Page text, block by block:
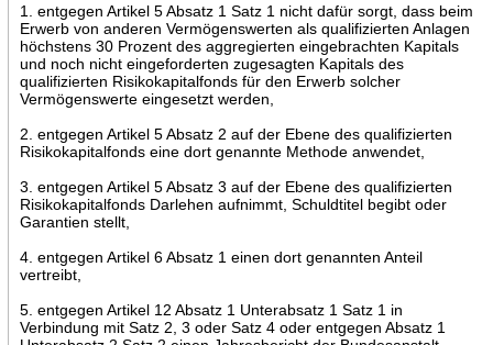
1. entgegen Artikel 5 Absatz 1 Satz 1 nicht dafür sorgt, dass beim
Erwerb von anderen Vermögenswerten als qualifizierten Anlagen
höchstens 30 Prozent des aggregierten eingebrachten Kapitals
und noch nicht eingeforderten zugesagten Kapitals des
qualifizierten Risikokapitalfonds für den Erwerb solcher
Vermögenswerte eingesetzt werden,
2. entgegen Artikel 5 Absatz 2 auf der Ebene des qualifizierten
Risikokapitalfonds eine dort genannte Methode anwendet,
3. entgegen Artikel 5 Absatz 3 auf der Ebene des qualifizierten
Risikokapitalfonds Darlehen aufnimmt, Schuldtitel begibt oder
Garantien stellt,
4. entgegen Artikel 6 Absatz 1 einen dort genannten Anteil
vertreibt,
5. entgegen Artikel 12 Absatz 1 Unterabsatz 1 Satz 1 in
Verbindung mit Satz 2, 3 oder Satz 4 oder entgegen Absatz 1